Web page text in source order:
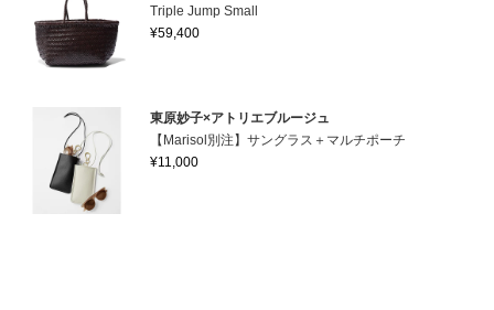
Triple Jump Small
¥59,400
東原妙子×アトリエブルージュ
【Marisol別注】サングラス＋マルチポーチ
¥11,000